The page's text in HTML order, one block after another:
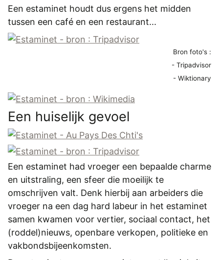
Een estaminet houdt dus ergens het midden
tussen een café en een restaurant...
Bron foto's :
- Tripadvisor
- Wiktionary
Een huiselijk gevoel
Een estaminet had vroeger een bepaalde charme
en uitstraling, een sfeer die moeilijk te
omschrijven valt. Denk hierbij aan arbeiders die
vroeger na een dag hard labeur in het estaminet
samen kwamen voor vertier, sociaal contact, het
(roddel)nieuws, openbare verkopen, politieke en
vakbondsbijeenkomsten.